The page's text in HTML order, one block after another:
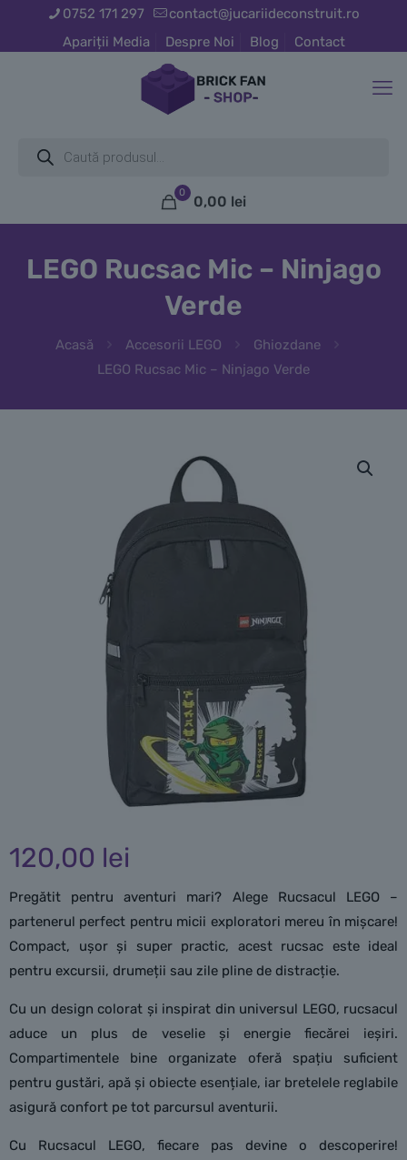
0752 171 297
contact@jucariideconstruit.ro
Apariții Media
Despre Noi Blog Contact
search
0
0,00 lei
LEGO Rucsac Mic – Ninjago
Verde
Acasă Accesorii LEGO
Ghiozdane
LEGO Rucsac Mic – Ninjago Verde
120,00 lei
Pregătit pentru aventuri mari? Alege Rucsacul LEGO –
partenerul perfect pentru micii exploratori mereu în mișcare!
Compact, ușor și super practic, acest rucsac este ideal
pentru excursii, drumeții sau zile pline de distracție.
Cu un design colorat și inspirat din universul LEGO, rucsacul
aduce un plus de veselie și energie fiecărei ieșiri.
Compartimentele bine organizate oferă spațiu suficient
pentru gustări, apă și obiecte esențiale, iar bretelele reglabile
asigură confort pe tot parcursul aventurii.
Cu Rucsacul LEGO, fiecare pas devine o descoperire!